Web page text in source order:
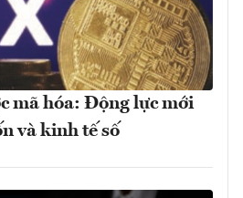
mã hóa: Động lực mới
và kinh tế số